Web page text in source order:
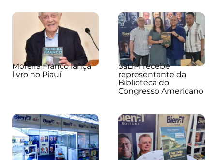
Moreira Franco lança
livro no Piauí
SaLiPi recebe
representante da
Biblioteca do
Congresso Americano